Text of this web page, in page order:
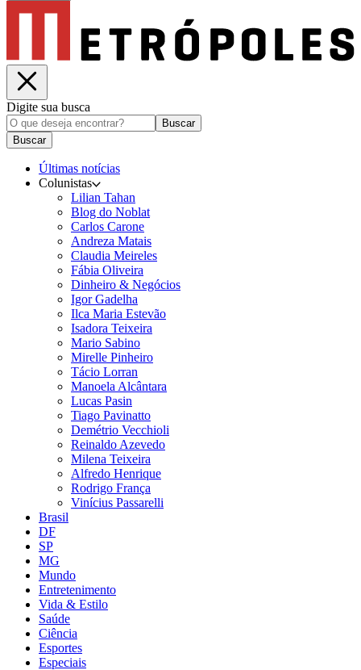
Digite sua busca
Buscar
Buscar
Últimas notícias
Colunistas
Lilian Tahan
Blog do Noblat
Carlos Carone
Andreza Matais
Claudia Meireles
Fábia Oliveira
Dinheiro & Negócios
Igor Gadelha
Ilca Maria Estevão
Isadora Teixeira
Mario Sabino
Mirelle Pinheiro
Tácio Lorran
Manoela Alcântara
Lucas Pasin
Tiago Pavinatto
Demétrio Vecchioli
Reinaldo Azevedo
Milena Teixeira
Alfredo Henrique
Rodrigo França
Vinícius Passarelli
Brasil
DF
SP
MG
Mundo
Entretenimento
Vida & Estilo
Saúde
Ciência
Esportes
Especiais